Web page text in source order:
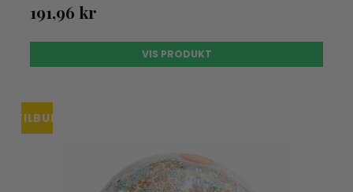
191,96 kr
VIS PRODUKT
TILBUD